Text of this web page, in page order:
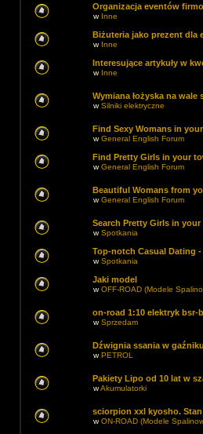
Organizacja eventów
w Inne
Biżuteria jako prezent dla
w Inne
Interesujące artykuły w
w Inne
Wymiana łożyska na
wSilniki elektryczne
Find Sexy Womans in
wGeneral English Forum
Find Pretty Girls in your
wGeneral English Forum
Beautiful Womans from
wGeneral English Forum
Search Pretty Girls in
wSpotkania
Top-notch Сasual Dating -
wSpotkania
Jaki model
wOFF-ROAD (Modele
on-road 1:10 elektryk bsr-
wSprzedam
Dźwignia ssania w
wPETROL
Pakiety Lipo od 10 lat w
wAkumulatorki
sciorpion xxl kyosho.
wON-ROAD (Modele